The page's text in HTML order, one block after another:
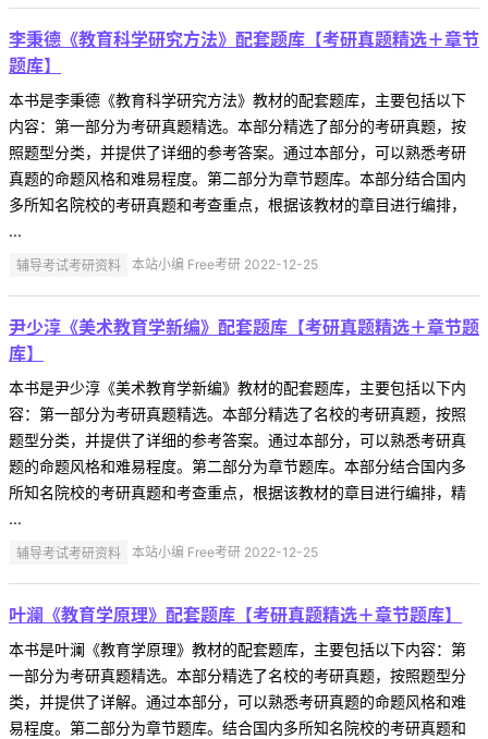
李秉德《教育科学研究方法》配套题库【考研真题精选＋章节
题库】
本书是李秉德《教育科学研究方法》教材的配套题库，主要包括以下
内容：第一部分为考研真题精选。本部分精选了部分的考研真题，按
照题型分类，并提供了详细的参考答案。通过本部分，可以熟悉考研
真题的命题风格和难易程度。第二部分为章节题库。本部分结合国内
多所知名院校的考研真题和考查重点，根据该教材的章目进行编排，
...
辅导考试考研资料 本站小编 Free考研 2022-12-25
尹少淳《美术教育学新编》配套题库【考研真题精选＋章节题
库】
本书是尹少淳《美术教育学新编》教材的配套题库，主要包括以下内
容：第一部分为考研真题精选。本部分精选了名校的考研真题，按照
题型分类，并提供了详细的参考答案。通过本部分，可以熟悉考研真
题的命题风格和难易程度。第二部分为章节题库。本部分结合国内多
所知名院校的考研真题和考查重点，根据该教材的章目进行编排，精
...
辅导考试考研资料 本站小编 Free考研 2022-12-25
叶澜《教育学原理》配套题库【考研真题精选＋章节题库】
本书是叶澜《教育学原理》教材的配套题库，主要包括以下内容：第
一部分为考研真题精选。本部分精选了名校的考研真题，按照题型分
类，并提供了详解。通过本部分，可以熟悉考研真题的命题风格和难
易程度。第二部分为章节题库。结合国内多所知名院校的考研真题和